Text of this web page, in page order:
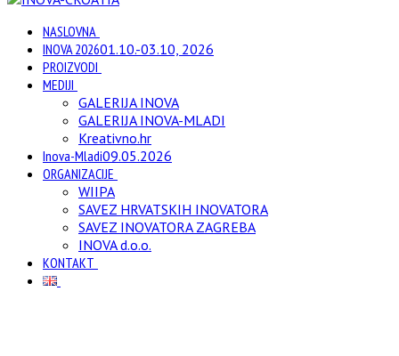
NASLOVNA
INOVA 202601.10.-03.10, 2026
PROIZVODI
MEDIJI
GALERIJA INOVA
GALERIJA INOVA-MLADI
Kreativno.hr
Inova-Mladi09.05.2026
ORGANIZACIJE
WIIPA
SAVEZ HRVATSKIH INOVATORA
SAVEZ INOVATORA ZAGREBA
INOVA d.o.o.
KONTAKT